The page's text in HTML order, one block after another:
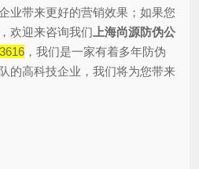
业带来更好的营销效果；如果您
欢迎来咨询我们 上海尚源防伪公
，我们是一家有着多年防伪
的高科技企业，我们将为您带来